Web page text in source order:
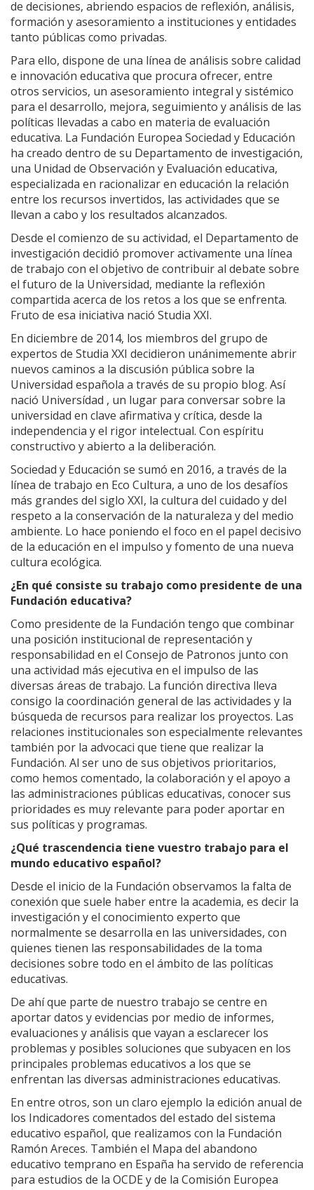
de decisiones, abriendo espacios de reflexión, análisis,
formación y asesoramiento a instituciones y entidades
tanto públicas como privadas.
Para ello, dispone de una línea de análisis sobre calidad
e innovación educativa que procura ofrecer, entre
otros servicios, un asesoramiento integral y sistémico
para el desarrollo, mejora, seguimiento y análisis de las
políticas llevadas a cabo en materia de evaluación
educativa. La Fundación Europea Sociedad y Educación
ha creado dentro de su Departamento de investigación,
una Unidad de Observación y Evaluación educativa,
especializada en racionalizar en educación la relación
entre los recursos invertidos, las actividades que se
llevan a cabo y los resultados alcanzados.
Desde el comienzo de su actividad, el Departamento de
investigación decidió promover activamente una línea
de trabajo con el objetivo de contribuir al debate sobre
el futuro de la Universidad, mediante la reflexión
compartida acerca de los retos a los que se enfrenta.
Fruto de esa iniciativa nació Studia XXI.
En diciembre de 2014, los miembros del grupo de
expertos de Studia XXI decidieron unánimemente abrir
nuevos caminos a la discusión pública sobre la
Universidad española a través de su propio blog. Así
nació Universídad , un lugar para conversar sobre la
universidad en clave afirmativa y crítica, desde la
independencia y el rigor intelectual. Con espíritu
constructivo y abierto a la deliberación.
Sociedad y Educación se sumó en 2016, a través de la
línea de trabajo en Eco Cultura, a uno de los desafíos
más grandes del siglo XXI, la cultura del cuidado y del
respeto a la conservación de la naturaleza y del medio
ambiente. Lo hace poniendo el foco en el papel decisivo
de la educación en el impulso y fomento de una nueva
cultura ecológica.
¿En qué consiste su trabajo como presidente de una
Fundación educativa?
Como presidente de la Fundación tengo que combinar
una posición institucional de representación y
responsabilidad en el Consejo de Patronos junto con
una actividad más ejecutiva en el impulso de las
diversas áreas de trabajo. La función directiva lleva
consigo la coordinación general de las actividades y la
búsqueda de recursos para realizar los proyectos. Las
relaciones institucionales son especialmente relevantes
también por la advocaci que tiene que realizar la
Fundación. Al ser uno de sus objetivos prioritarios,
como hemos comentado, la colaboración y el apoyo a
las administraciones públicas educativas, conocer sus
prioridades es muy relevante para poder aportar en
sus políticas y programas.
¿Qué trascendencia tiene vuestro trabajo para el
mundo educativo español?
Desde el inicio de la Fundación observamos la falta de
conexión que suele haber entre la academia, es decir la
investigación y el conocimiento experto que
normalmente se desarrolla en las universidades, con
quienes tienen las responsabilidades de la toma
decisiones sobre todo en el ámbito de las políticas
educativas.
De ahí que parte de nuestro trabajo se centre en
aportar datos y evidencias por medio de informes,
evaluaciones y análisis que vayan a esclarecer los
problemas y posibles soluciones que subyacen en los
principales problemas educativos a los que se
enfrentan las diversas administraciones educativas.
En entre otros, son un claro ejemplo la edición anual de
los Indicadores comentados del estado del sistema
educativo español, que realizamos con la Fundación
Ramón Areces. También el Mapa del abandono
educativo temprano en España ha servido de referencia
para estudios de la OCDE y de la Comisión Europea